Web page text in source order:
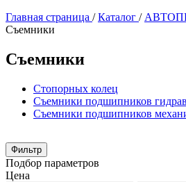
Главная страница / Каталог /
Съемники
Съемники
Стопорных колец
Съемники подшипников
Съемники подшипников
Фильтр
Подбор параметров
Цена